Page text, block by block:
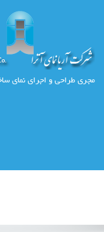
مجری طراحی و اجرای نمای